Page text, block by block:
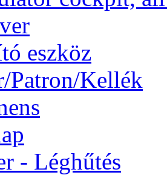
eszköz
Patron/Kellék
- Léghűtés